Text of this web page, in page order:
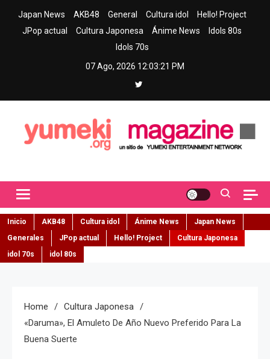
Japan News AKB48 General Cultura idol
Hello! Project
JPop actual
Cultura Japonesa Ánime News
Idols 80s
Idols 70s
07 Ago, 2026 12:03:22 PM
Inicio AKB48 Cultura idol Ánime News
Japan News
Generales
JPop actual Hello! Project
Cultura Japonesa
idol 70s
idol 80s
Home
Cultura Japonesa
«Daruma», El Amuleto De Año Nuevo Preferido Para La
Buena Suerte